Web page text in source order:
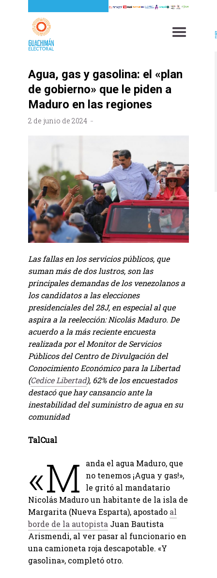
Agua, gas y gasolina: el «plan
de gobierno» que le piden a
Maduro en las regiones
2 de junio de 2024
Las fallas en los servicios públicos, que
suman más de dos lustros, son las
principales demandas de los venezolanos a
los candidatos a las elecciones
presidenciales del 28J, en especial al que
aspira a la reelección: Nicolás Maduro. De
acuerdo a la más reciente encuesta
realizada por el Monitor de Servicios
Públicos del Centro de Divulgación del
Conocimiento Económico para la Libertad
(Cedice Libertad), 62% de los encuestados
destacó que hay cansancio ante la
inestabilidad del suministro de agua en su
comunidad
TalCual
«M
anda el agua Maduro, que
no tenemos ¡Agua y gas!»,
le gritó al mandatario
Nicolás Maduro un habitante de la isla de
Margarita (Nueva Esparta), apostado al
borde de la autopista Juan Bautista
Arismendi, al ver pasar al funcionario en
una camioneta roja descapotable. «Y
gasolina», completó otro.